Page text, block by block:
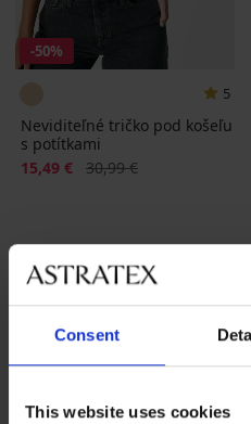
Consent
This website uses cookies
-50%
5
Neviditeľné tričko pod košeľu
s potítkami
Zľava
15,49 € Pôvodná cena
30,99 €
Astratex
Ysabel Mora Jadea